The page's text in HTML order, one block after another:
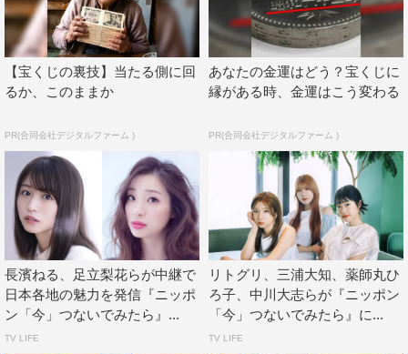
【宝くじの裏技】当たる側に回
るか、このままか
PR(合同会社デジタルファーム )
あなたの金運はどう？宝くじに
縁がある時、金運はこう変わる
PR(合同会社デジタルファーム )
長濱ねる、足立梨花らが中継で
日本各地の魅力を発信『ニッポ
ン「今」つないでみたら』...
TV LIFE
リトグリ、三浦大知、薬師丸ひ
ろ子、中川大志らが『ニッポン
「今」つないでみたら』に...
TV LIFE